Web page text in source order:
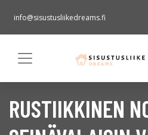
info@sisustusliikedreams.fi
RUSTIIKKINEN